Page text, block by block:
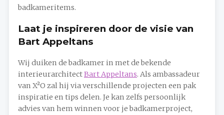
badkameritems.
Laat je inspireren door de visie van
Bart Appeltans
Wij duiken de badkamer in met de bekende
interieurarchitectBart Appeltans. Als ambassadeur
van X²O zal hij via verschillende projecten een pak
inspiratie en tips delen. Je kan zelfs persoonlijk
advies van hem winnen voor je badkamerproject,